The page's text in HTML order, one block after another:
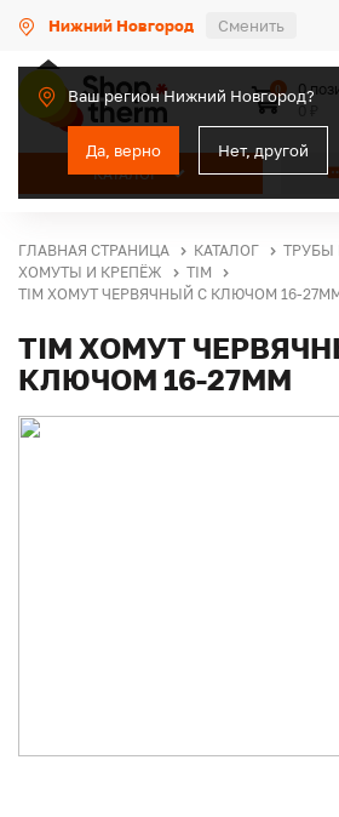
Нижний Новгород Сменить
Ваш регион Нижний Новгород?
Да, верно Нет, другой
КАТАЛОГ
0
0
ГЛАВНАЯ СТРАНИЦА КАТАЛОГ
ТРУБЫ
ХОМУТЫ И КРЕПЁЖ
TIM
TIM ХОМУТ ЧЕРВЯЧНЫЙ С КЛЮЧОМ 16-
TIM ХОМУТ
КЛЮЧОМ 16-27ММ